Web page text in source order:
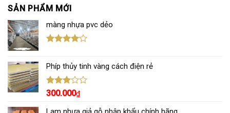
SẢN PHẨM MỚI
màng nhựa pvc dẻo
4.00 5
sao
Phíp thủy tinh vàng cách điện rẻ
Được
hạng
300.000₫